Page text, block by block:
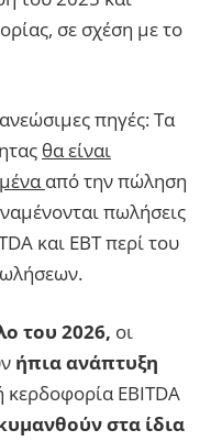
σε σχέση με το
πηγές: Τα
θα είναι
από την πώληση
πωλήσεις
και EBT περί του
του 2026, οι
ήπια ανάπτυξη
κερδοφορία EBITDA
στα ίδια